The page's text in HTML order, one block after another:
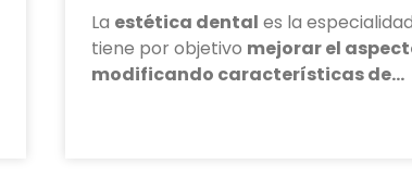
La estética dental es la
tiene por objetivo mejorar el
modificando características de…